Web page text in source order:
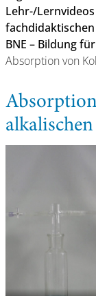
Lehr-/
BNE – Bildung
Absorption von